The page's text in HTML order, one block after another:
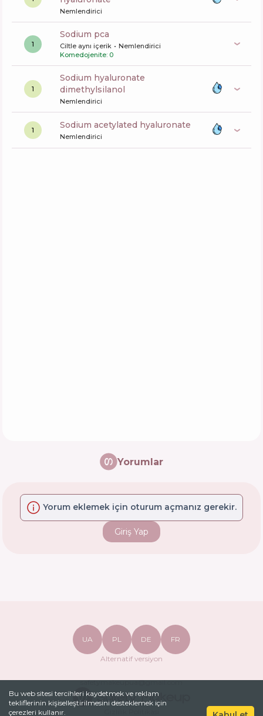
Bu web sitesi tercihleri ​​kaydetmek ve reklam
tekliflerinin kişiselleştirilmesini desteklemek için
çerezleri kullanır.
Nemlendirici
1
sodium pca
Ciltle aynı içerik
Nemlendirici
Komedojenite: 0
1
sodium hyaluronate
dimethylsilanol
Nemlendirici
1 sodium acetylated hyaluronate
Nemlendirici
Yorumlar
Yorum eklemek için oturum açmanız gerekir.
Giriş Yap
UA PL DE FR
Alternatif versiyon
safetymakeupua@gmail.com